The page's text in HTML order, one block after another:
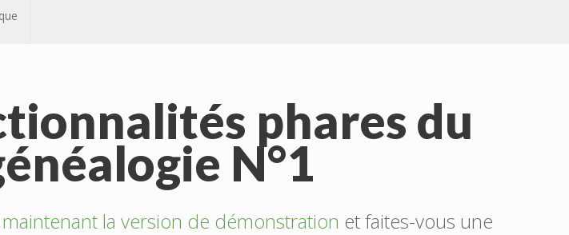
phares du
N°1
la version de démonstration et faites-vous une